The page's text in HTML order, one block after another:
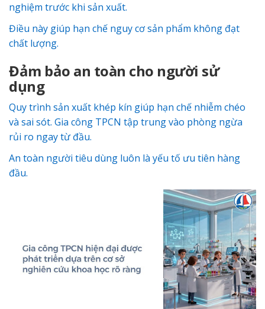
nghiệm trước khi sản xuất.
Điều này giúp hạn chế nguy cơ sản phẩm không đạt
chất lượng.
Đảm bảo an toàn cho người sử
dụng
Quy trình sản xuất khép kín giúp hạn chế nhiễm chéo
và sai sót. Gia công TPCN tập trung vào phòng ngừa
rủi ro ngay từ đầu.
An toàn người tiêu dùng luôn là yếu tố ưu tiên hàng
đầu.